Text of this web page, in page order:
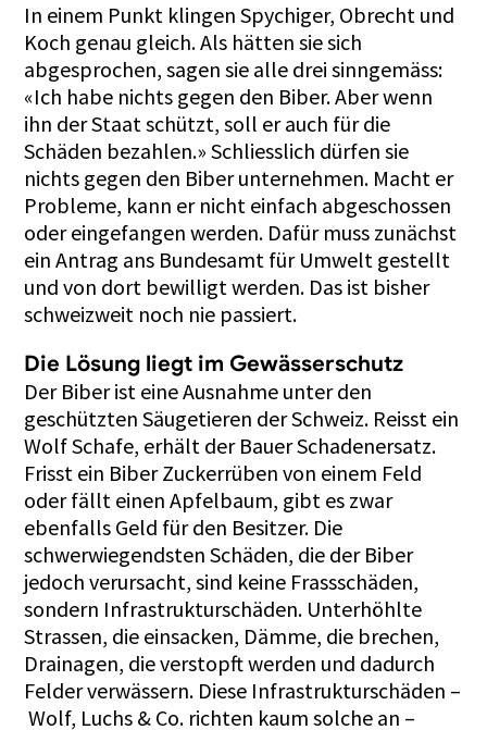
In einem Punkt klingen Spychiger, Obrecht und
Koch genau gleich. Als hätten sie sich
abgesprochen, sagen sie alle drei sinngemäss:
«Ich habe nichts gegen den Biber. Aber wenn
ihn der Staat schützt, soll er auch für die
Schäden bezahlen.» Schliesslich dürfen sie
nichts gegen den Biber unternehmen. Macht er
Probleme, kann er nicht einfach abgeschossen
oder eingefangen werden. Dafür muss zunächst
ein Antrag ans Bundesamt für Umwelt gestellt
und von dort bewilligt werden. Das ist bisher
schweizweit noch nie passiert.
Die Lösung liegt im Gewässerschutz
Der Biber ist eine Ausnahme unter den
geschützten Säugetieren der Schweiz. Reisst ein
Wolf Schafe, erhält der Bauer Schadenersatz.
Frisst ein Biber Zuckerrüben von einem Feld
oder fällt einen Apfelbaum, gibt es zwar
ebenfalls Geld für den Besitzer. Die
schwerwiegendsten Schäden, die der Biber
jedoch verursacht, sind keine Frassschäden,
sondern Infrastrukturschäden. Unterhöhlte
Strassen, die einsacken, Dämme, die brechen,
Drainagen, die verstopft werden und dadurch
Felder verwässern. Diese Infrastrukturschäden –
Wolf, Luchs & Co. richten kaum solche an –